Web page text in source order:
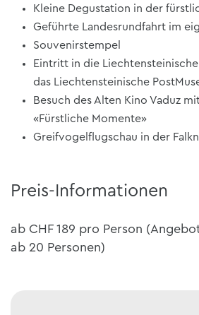
Kleine Degustation in der
Geführte Landesrundfahrt im
Souvenirstempel
Eintritt in die
das Liechtensteinische
Besuch des Alten Kino Vaduz
«Fürstliche Momente»
Greifvogelflugschau in der
Preis-Informationen
ab CHF 189 pro Person
ab 20 Personen)